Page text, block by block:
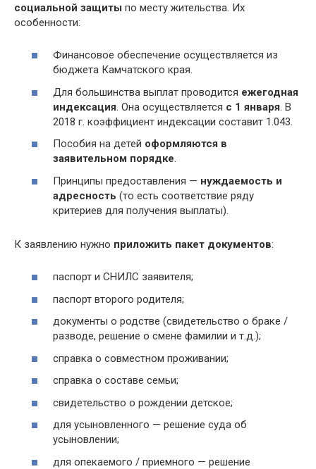
социальной защиты по месту жительства. Их
особенности:
Финансовое обеспечение осуществляется из
бюджета Камчатского края.
Для большинства выплат проводится ежегодная
индексация. Она осуществляется с 1 января. В
2018 г. коэффициент индексации составит 1.043.
Пособия на детей оформляются в
заявительном порядке.
Принципы предоставления — нуждаемость и
адресность (то есть соответствие ряду
критериев для получения выплаты).
К заявлению нужно приложить пакет документов:
паспорт и СНИЛС заявителя;
паспорт второго родителя;
документы о родстве (свидетельство о браке /
разводе, решение о смене фамилии и т.д.);
справка о совместном проживании;
справка о составе семьи;
свидетельство о рождении детское;
для усыновленного — решение суда об
усыновлении;
для опекаемого / приемного — решение